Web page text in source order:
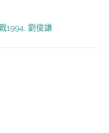
1994, 劉俊謙